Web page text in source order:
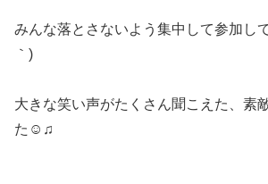
みんな落とさないよう集中して参加し
｀)
大きな笑い声がたくさん聞こえた、素
た☺♫